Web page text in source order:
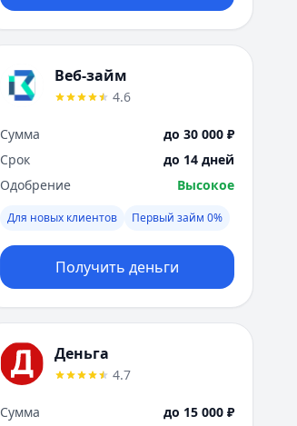
Веб-займ
4.6
Сумма
до 30 000 ₽
Срок
до 14 дней
Одобрение
Высокое
Для новых клиентов Первый займ 0%
Получить деньги
Деньга
4.7
Сумма до 15 000 ₽